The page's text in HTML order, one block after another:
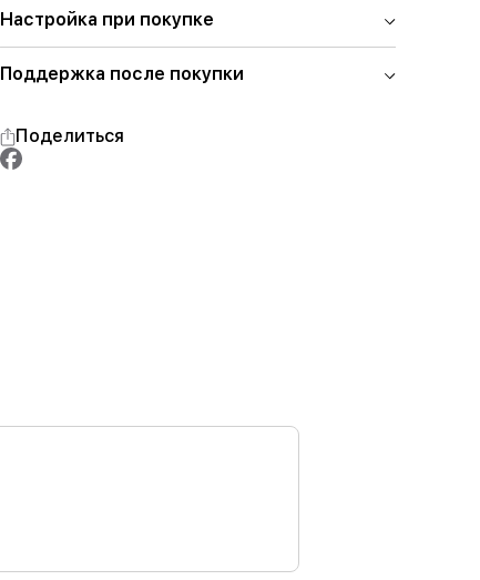
Настройка при покупке
Поддержка после покупки
Поделиться